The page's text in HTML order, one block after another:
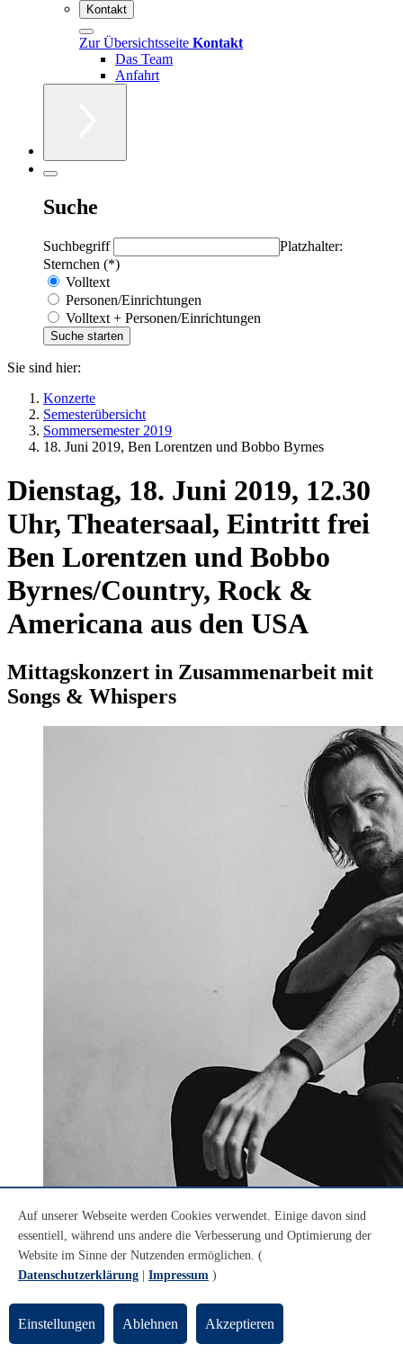
Kontakt
Zur Übersichtsseite Kontakt
Das Team
Anfahrt
Suche
Suchbegriff
Platzhalter:
Sternchen (*)
Volltext
Personen/Einrichtungen
Volltext + Personen/Einrichtungen
Sie sind hier:
Konzerte
Semesterübersicht
Sommersemester 2019
18. Juni 2019, Ben Lorentzen und Bobbo Byrnes
Dienstag, 18. Juni 2019, 12.30
Uhr, Theatersaal, Eintritt frei
Ben Lorentzen und Bobbo
Byrnes/Country, Rock &
Americana aus den USA
Mittagskonzert in Zusammenarbeit mit
Songs & Whispers
© Foto: Johanna Siring
Ben Lorentzen
Ben Lorentzen
Die musikalische Reise desSinger-Songwriters Ben Lorentzen
Auf unserer Webseite werden Cookies verwendet. Einige davon sind
essentiell, während uns andere die Verbesserung und Optimierung der
Website im Sinne der Nutzenden ermöglichen. (
Datenschutzerklärung
Impressum )
Einstellungen Ablehnen Akzeptieren